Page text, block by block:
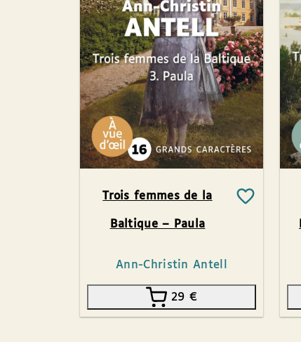
Trois femmes de la
Baltique – Paula
Ann-Christin Antell
29 €